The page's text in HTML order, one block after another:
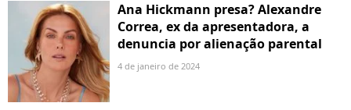
Ana Hickmann presa? Alexandre
Correa, ex da apresentadora, a
denuncia por alienação parental
4 de janeiro de 2024